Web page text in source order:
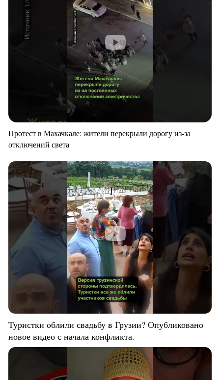
Протест в Махачкале: жители перекрыли дорогу из-за
отключений света
Туристки облили свадьбу в Грузии? Опубликовано
новое видео с начала конфликта.